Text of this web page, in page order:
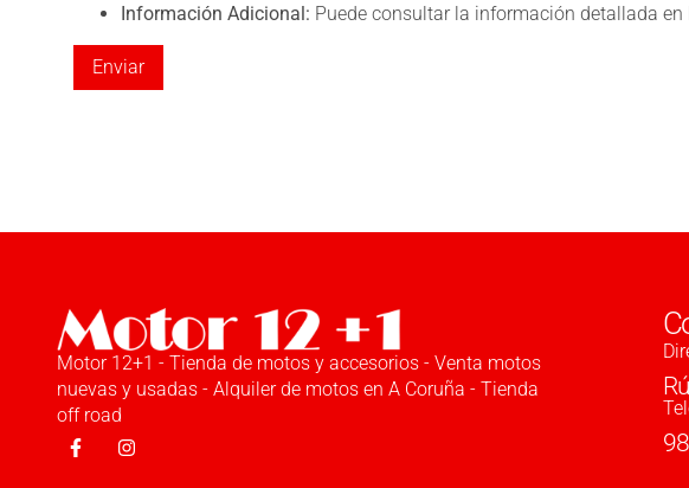
Información Adicional: Puede consultar la información detallada en
Motor 12+1 - Tienda de motos y accesorios - Venta motos
nuevas y usadas - Alquiler de motos en A Coruña - Tienda
off road